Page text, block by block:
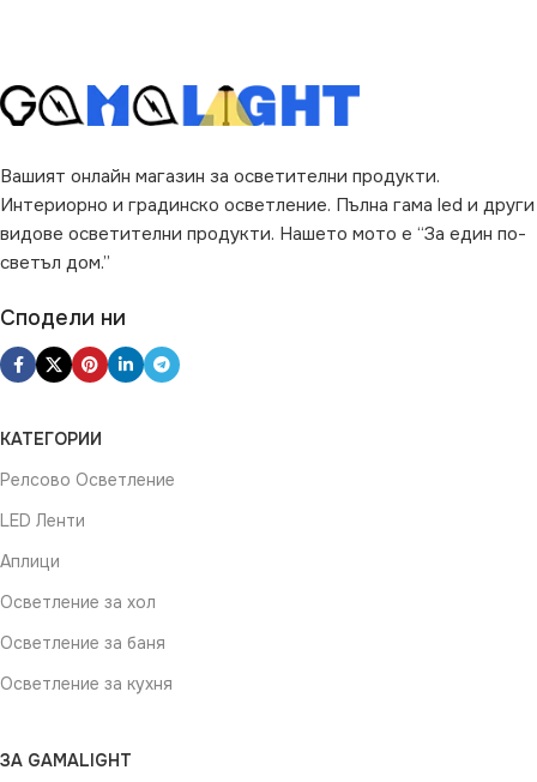
Вашият онлайн магазин за осветителни продукти.
Интериорно и градинско осветление. Пълна гама led и други
видове осветителни продукти. Нашето мото е “За един по-
светъл дом.”
Сподели ни
КАТЕГОРИИ
Релсово Осветление
LED Ленти
Аплици
Осветление за хол
Осветление за баня
Осветление за кухня
ЗА GAMALIGHT